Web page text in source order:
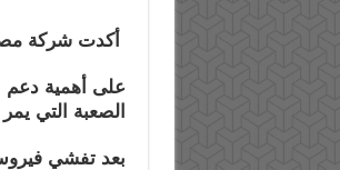
أكدت شركة مصر
على أهمية دعم
الصعبة التي يمر
بعد تفشي